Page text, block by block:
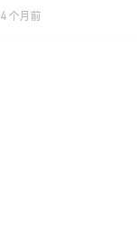
4 个月前